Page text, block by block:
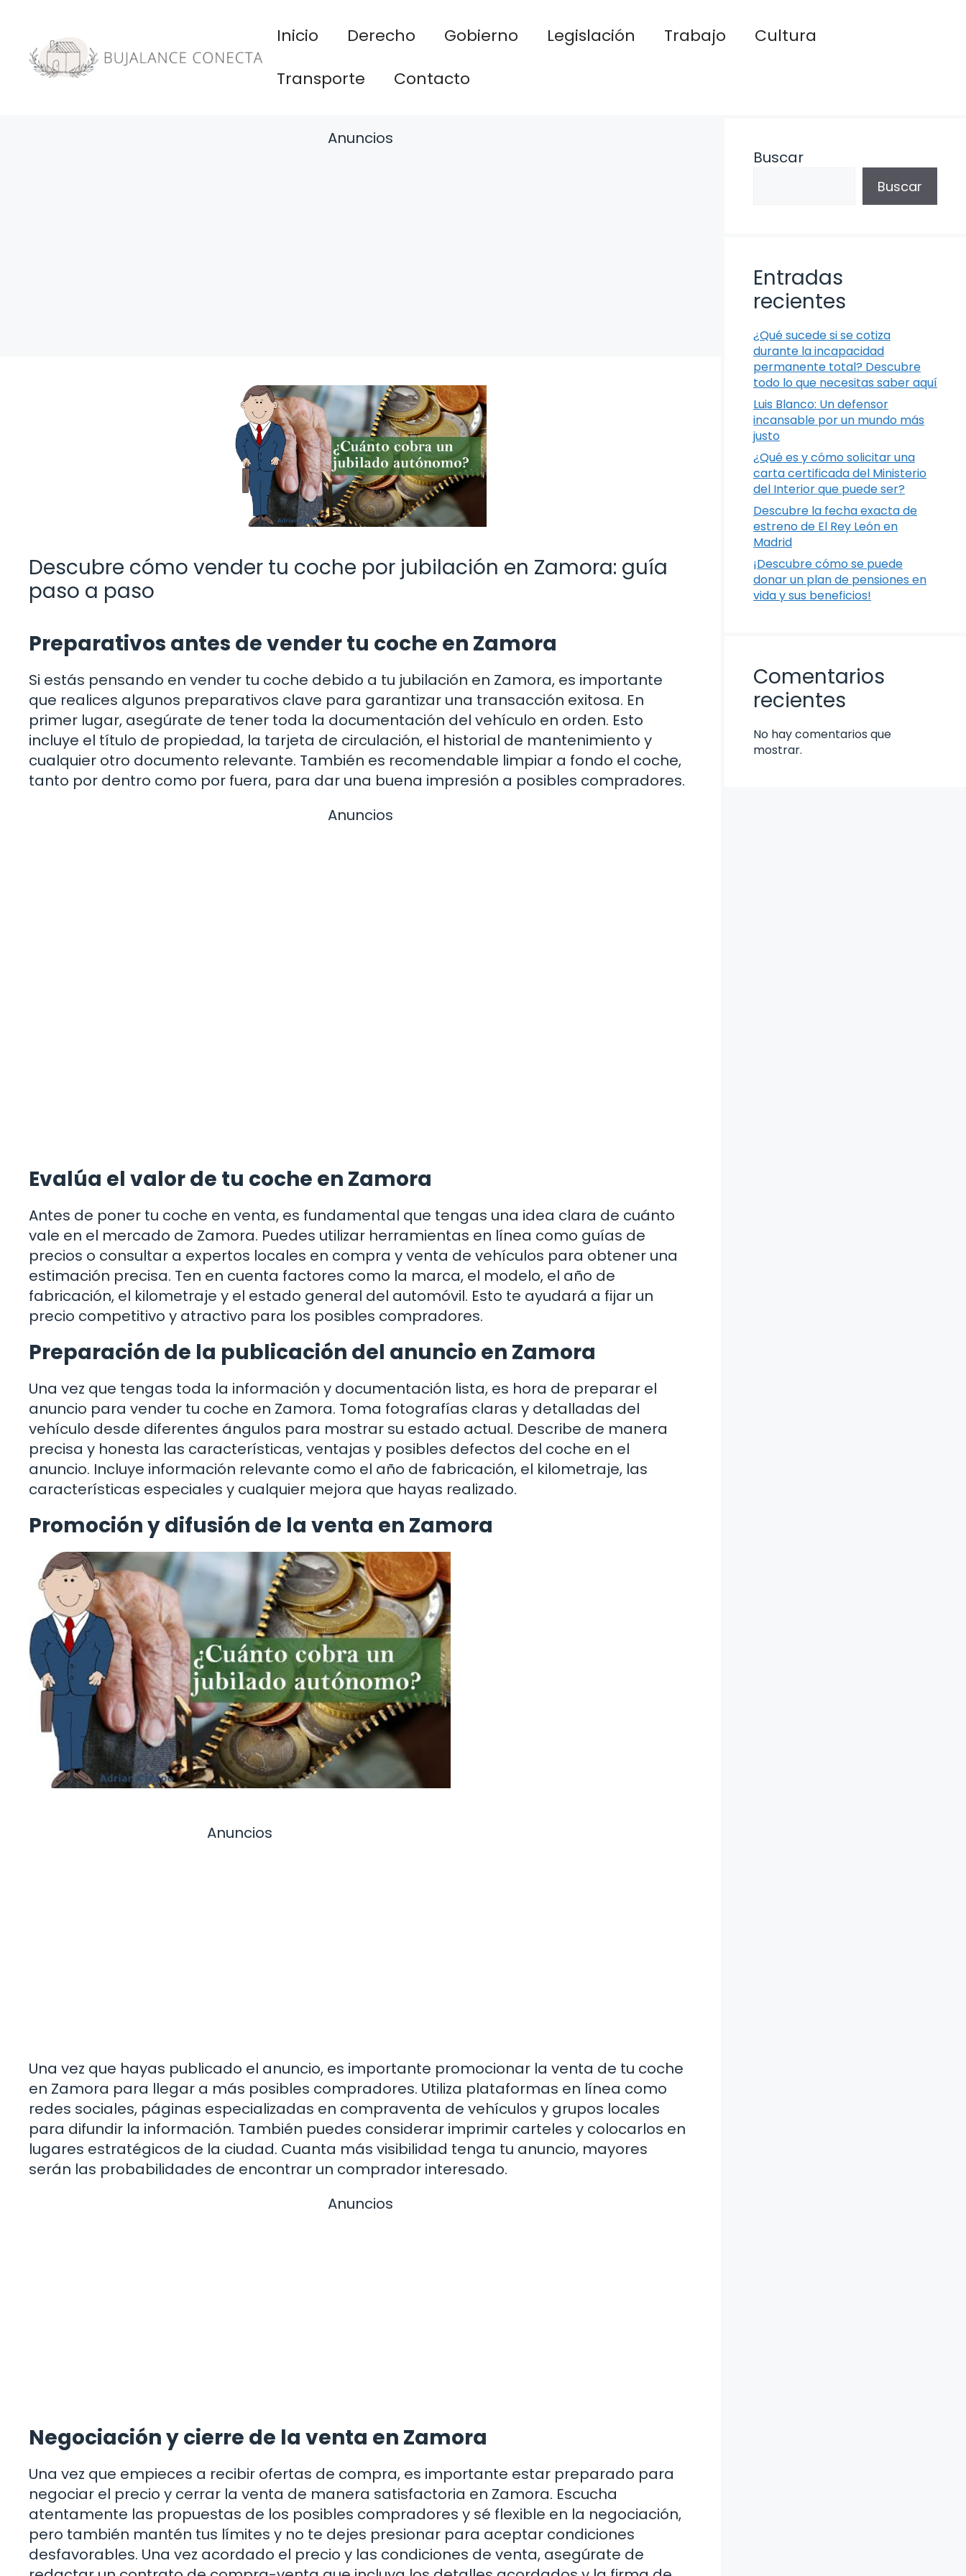
contenido
Inicio Derecho Gobierno Legislación Trabajo
Cultura
Transporte
Contacto
Anuncios
Descubre cómo vender tu coche por jubilación en Zamora: guía
paso a paso
Preparativos antes de vender tu coche en Zamora
Si estás pensando en vender tu coche debido a tu jubilación en Zamora, es importante
que realices algunos preparativos clave para garantizar una transacción exitosa. En
primer lugar, asegúrate de tener toda la documentación del vehículo en orden. Esto
incluye el título de propiedad, la tarjeta de circulación, el historial de mantenimiento y
cualquier otro documento relevante. También es recomendable limpiar a fondo el coche,
tanto por dentro como por fuera, para dar una buena impresión a posibles compradores.
Anuncios
Evalúa el valor de tu coche en Zamora
Antes de poner tu coche en venta, es fundamental que tengas una idea clara de cuánto
vale en el mercado de Zamora. Puedes utilizar herramientas en línea como guías de
precios o consultar a expertos locales en compra y venta de vehículos para obtener una
estimación precisa. Ten en cuenta factores como la marca, el modelo, el año de
fabricación, el kilometraje y el estado general del automóvil. Esto te ayudará a fijar un
precio competitivo y atractivo para los posibles compradores.
Preparación de la publicación del anuncio en Zamora
Una vez que tengas toda la información y documentación lista, es hora de preparar el
anuncio para vender tu coche en Zamora. Toma fotografías claras y detalladas del
vehículo desde diferentes ángulos para mostrar su estado actual. Describe de manera
precisa y honesta las características, ventajas y posibles defectos del coche en el
anuncio. Incluye información relevante como el año de fabricación, el kilometraje, las
características especiales y cualquier mejora que hayas realizado.
Promoción y difusión de la venta en Zamora
Anuncios
Una vez que hayas publicado el anuncio, es importante promocionar la venta de tu coche
en Zamora para llegar a más posibles compradores. Utiliza plataformas en línea como
redes sociales, páginas especializadas en compraventa de vehículos y grupos locales
para difundir la información. También puedes considerar imprimir carteles y colocarlos en
lugares estratégicos de la ciudad. Cuanta más visibilidad tenga tu anuncio, mayores
serán las probabilidades de encontrar un comprador interesado.
Anuncios
Negociación y cierre de la venta en Zamora
Una vez que empieces a recibir ofertas de compra, es importante estar preparado para
negociar el precio y cerrar la venta de manera satisfactoria en Zamora. Escucha
atentamente las propuestas de los posibles compradores y sé flexible en la negociación,
pero también mantén tus límites y no te dejes presionar para aceptar condiciones
desfavorables. Una vez acordado el precio y las condiciones de venta, asegúrate de
Buscar
Buscar
Entradas
recientes
¿Qué sucede si se cotiza
durante la incapacidad
permanente total? Descubre
todo lo que necesitas saber aquí
Luis Blanco: Un defensor
incansable por un mundo más
justo
¿Qué es y cómo solicitar una
carta certificada del Ministerio
del Interior que puede ser?
Descubre la fecha exacta de
estreno de El Rey León en
Madrid
¡Descubre cómo se puede
donar un plan de pensiones en
vida y sus beneficios!
Comentarios
recientes
No hay comentarios que
mostrar.